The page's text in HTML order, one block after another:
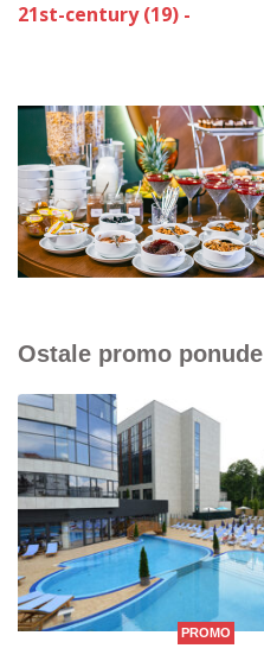
21st-century (19) -
Ostale promo ponude
PROMO